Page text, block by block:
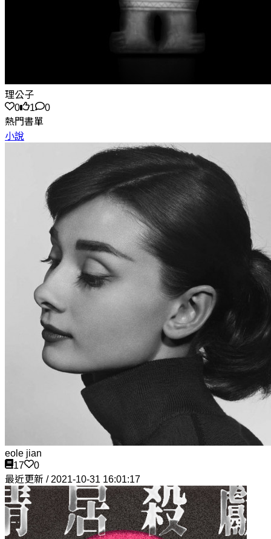
理公子
0
1
0
熱門書單
小說
eole jian
17
0
最近更新 / 2021-10-31 16:01:17